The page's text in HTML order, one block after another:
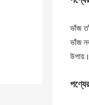
ভাঁজ
ভাঁজ
উপায়।